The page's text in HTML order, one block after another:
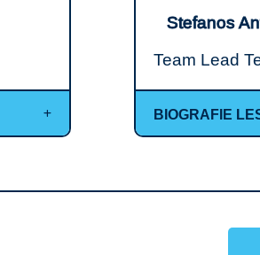
Stefanos
Team Lead
BIOGRAFIE